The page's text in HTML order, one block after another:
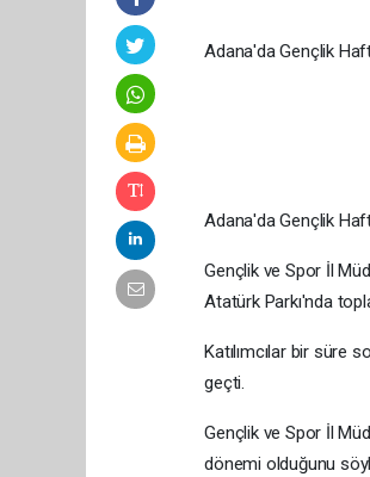
Adana'da Gençlik
Adana'da Gençlik
Gençlik ve Spor İl
Atatürk Parkı'nda
Katılımcılar bir süre
geçti.
Gençlik ve Spor İl
dönemi olduğunu